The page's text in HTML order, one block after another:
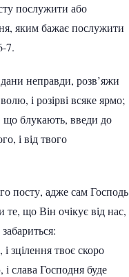
послужити або
яким бажає послужити
7.
неправди, розв’яжи
і розірві всяке ярмо;
що блукають, введи до
і від твого
посту, адже сам Господь
що Він очікує від нас,
і зцілення твоє скоро
і слава Господня буде